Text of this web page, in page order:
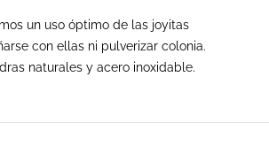
un uso óptimo de las joyitas
con ellas ni pulverizar colonia.
naturales y acero inoxidable.